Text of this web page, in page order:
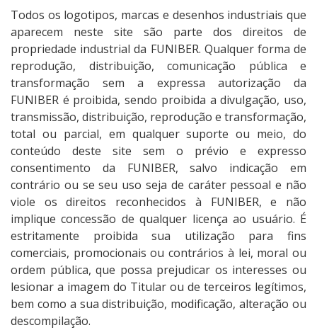
Todos os logotipos, marcas e desenhos industriais que
aparecem neste site são parte dos direitos de
propriedade industrial da FUNIBER. Qualquer forma de
reprodução, distribuição, comunicação pública e
transformação sem a expressa autorização da
FUNIBER é proibida, sendo proibida a divulgação, uso,
transmissão, distribuição, reprodução e transformação,
total ou parcial, em qualquer suporte ou meio, do
conteúdo deste site sem o prévio e expresso
consentimento da FUNIBER, salvo indicação em
contrário ou se seu uso seja de caráter pessoal e não
viole os direitos reconhecidos à FUNIBER, e não
implique concessão de qualquer licença ao usuário. É
estritamente proibida sua utilização para fins
comerciais, promocionais ou contrários à lei, moral ou
ordem pública, que possa prejudicar os interesses ou
lesionar a imagem do Titular ou de terceiros legítimos,
bem como a sua distribuição, modificação, alteração ou
descompilação.